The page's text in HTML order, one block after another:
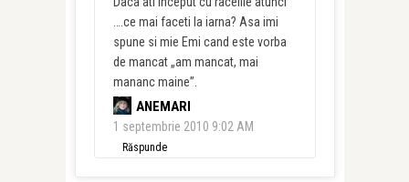
….ce mai faceti la iarna? Asa imi
spune si mie Emi cand este vorba
de mancat „am mancat, mai
mananc maine”.
ANEMARI
1 septembrie 2010 9:02 AM
Răspunde